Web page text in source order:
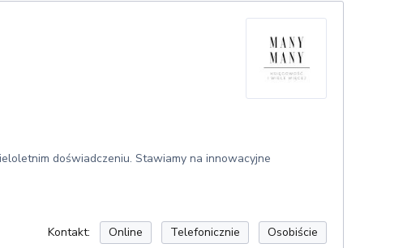
doświadczeniu. Stawiamy na innowacyjne
Kontakt: Online Telefonicznie Osobiście